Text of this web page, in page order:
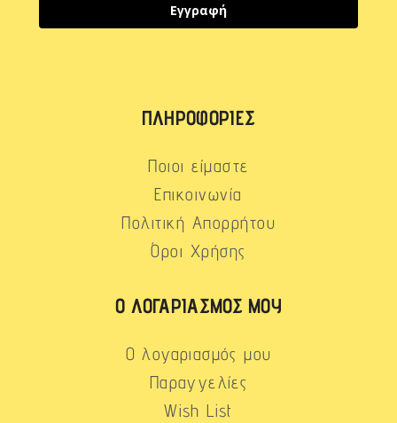
Εγγραφή
ΠΛΗΡΟΦΟΡΊΕΣ
Ποιοι είμαστε
Επικοινωνία
Πολιτική Απορρήτου
Όροι Χρήσης
Ο ΛΟΓΑΡΙΑΣΜΌΣ ΜΟΥ
Ο λογαριασμός μου
Παραγγελίες
Wish List